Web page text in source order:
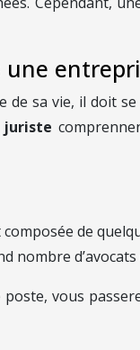
sa vie, il doit
juriste
de
vous